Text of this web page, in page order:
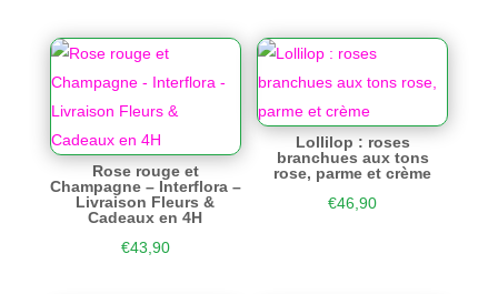
Rose rouge et
Champagne – Interflora –
Livraison Fleurs &
Cadeaux en 4H
€43,90
Lollilop : roses
branchues aux tons
rose, parme et crème
€46,90